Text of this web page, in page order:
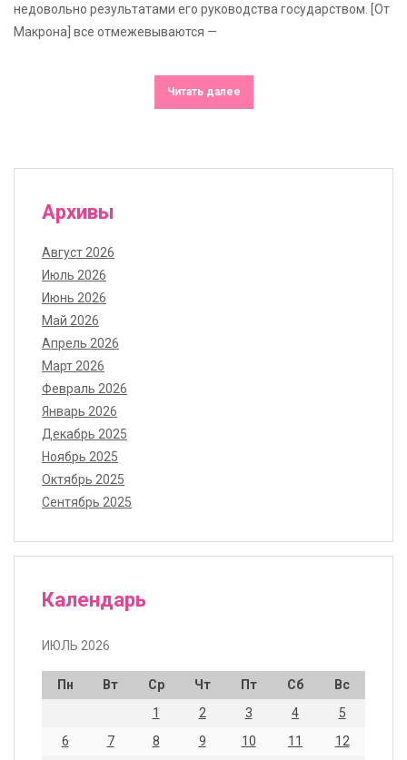
недовольно результатами его руководства государством. [От
Макрона] все отмежевываются —
Читать далее
Архивы
Август 2026
Июль 2026
Июнь 2026
Май 2026
Апрель 2026
Март 2026
Февраль 2026
Январь 2026
Декабрь 2025
Ноябрь 2025
Октябрь 2025
Сентябрь 2025
Календарь
ИЮЛЬ 2026
Пн Вт Ср Чт Пт Сб
Вс
1
2 3 4
5
6
7 8 9 10 11
12